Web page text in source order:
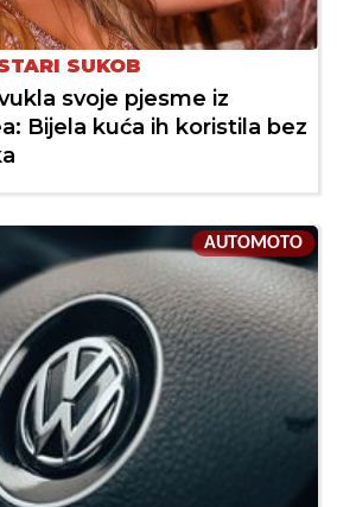
SUKOB
svoje pjesme iz
Bijela kuća ih koristila bez
AUTOMOTO